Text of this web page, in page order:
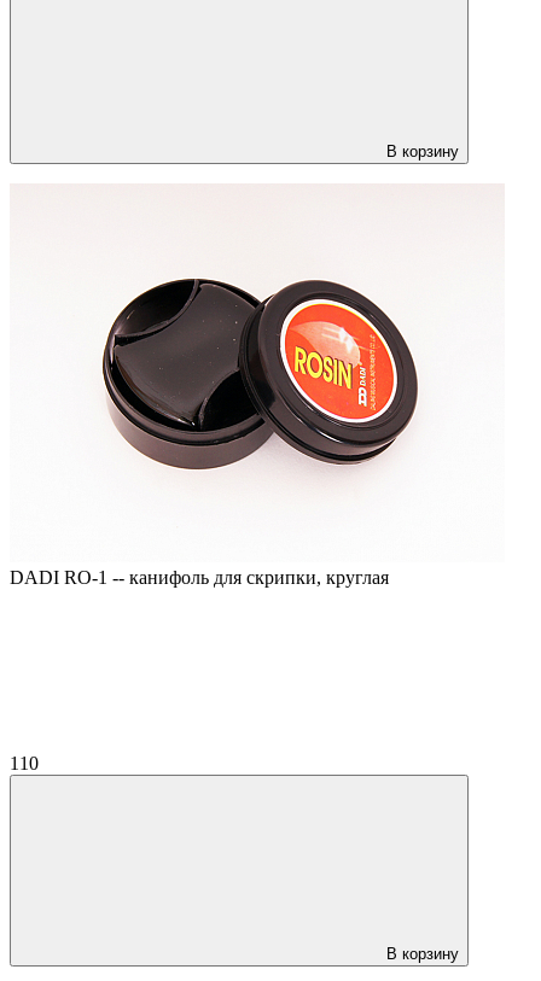
В корзину
DADI RO-1 -- канифоль для скрипки, круглая
110
В корзину